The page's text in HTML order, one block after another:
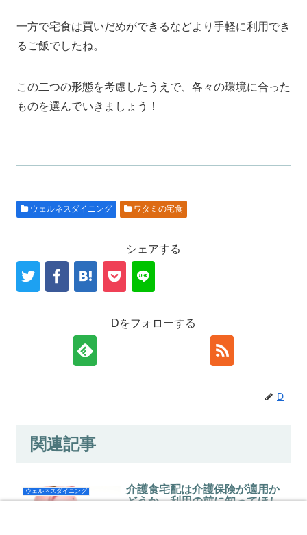
一方で宅食は買いだめができるなどより手軽に利用でき
るご飯でしたね。
この二つの形態を考慮したうえで、各々の環境に合った
ものを選んでいきましょう！
ウェルネスダイニング ワタミの宅食
シェアする
Dをフォローする
D
関連記事
ウェルネスダイニング
介護食宅配は介護保険が適用か
どうか、利用の前に知ってほし